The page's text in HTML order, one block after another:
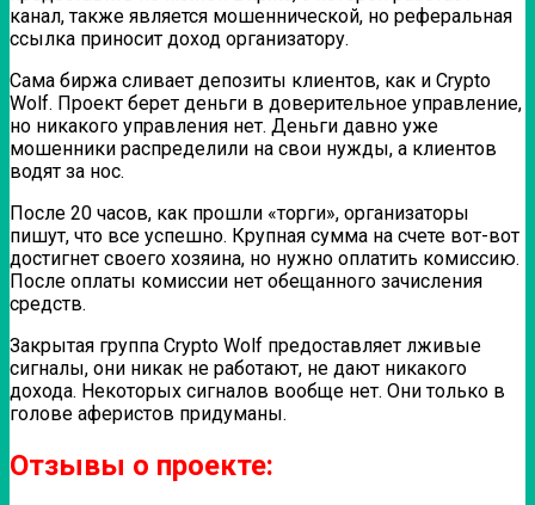
канал, также является мошеннической, но реферальная
ссылка приносит доход организатору.
Сама биржа сливает депозиты клиентов, как и Crypto
Wolf. Проект берет деньги в доверительное управление,
но никакого управления нет. Деньги давно уже
мошенники распределили на свои нужды, а клиентов
водят за нос.
После 20 часов, как прошли «торги», организаторы
пишут, что все успешно. Крупная сумма на счете вот-вот
достигнет своего хозяина, но нужно оплатить комиссию.
После оплаты комиссии нет обещанного зачисления
средств.
Закрытая группа Crypto Wolf предоставляет лживые
сигналы, они никак не работают, не дают никакого
дохода. Некоторых сигналов вообще нет. Они только в
голове аферистов придуманы.
Отзывы о проекте: